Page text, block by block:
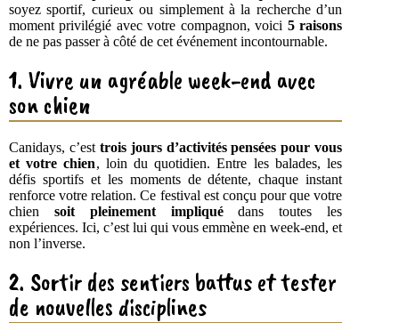
soyez sportif, curieux ou simplement à la recherche d’un
moment privilégié avec votre compagnon, voici 5 raisons
de ne pas passer à côté de cet événement incontournable.
1. Vivre un agréable week-end avec
son chien
Canidays, c’est trois jours d’activités pensées pour vous
et votre chien, loin du quotidien. Entre les balades, les
défis sportifs et les moments de détente, chaque instant
renforce votre relation. Ce festival est conçu pour que votre
chien soit pleinement impliquédans toutes les
expériences. Ici, c’est lui qui vous emmène en week-end, et
non l’inverse.
2. Sortir des sentiers battus et tester
de nouvelles disciplines